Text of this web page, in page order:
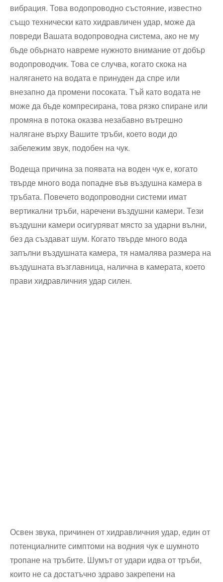
вибрация. Това водопроводно състояние, известно
също технически като хидравличен удар, може да
повреди Вашата водопроводна система, ако не му
бъде обърнато навреме нужното внимание от добър
водопроводчик. Това се случва, когато скока на
налягането на водата е принуден да спре или
внезапно да промени посоката. Тъй като водата не
може да бъде компресирана, това рязко спиране или
промяна в потока оказва незабавно вътрешно
налягане върху Вашите тръби, което води до
забележим звук, подобен на чук.
Водеща причина за появата на воден чук е, когато
твърде много вода попадне във въздушна камера в
тръбата. Повечето водопроводни системи имат
вертикални тръби, наречени въздушни камери. Тези
въздушни камери осигуряват място за ударни вълни,
без да създават шум. Когато твърде много вода
запълни въздушната камера, тя намалява размера на
въздушната възглавница, налична в камерата, което
прави хидравличния удар силен.
Освен звука, причинен от хидравличния удар, един от
потенциалните симптоми на водния чук е шумното
тропане на тръбите. Шумът от удари идва от тръби,
които не са достатъчно здраво закрепени на